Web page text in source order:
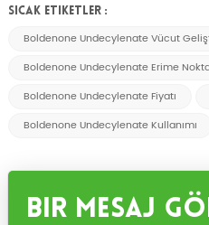
SICAK ETIKETLER :
Boldenone Undecylenate Vücut
Boldenone Undecylenate Erime
Boldenone Undecylenate Fiyatı
Boldenone Undecylenate Kullanımı
Bir Mesaj